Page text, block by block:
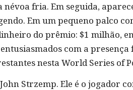
névoa fria. Em seguida,
Em um pequeno palco
do prêmio: $1 milhão,
com a
nesta World Series of
Strzemp. Ele é o jogador